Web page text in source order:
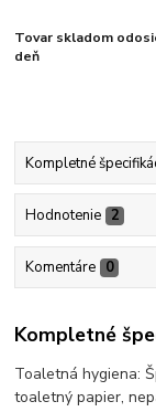
Tovar skladom
deň
Kompletné
Hodnotenie 2
Komentáre 0
Kompletné
Toaletná hygiena:
toaletný papier,